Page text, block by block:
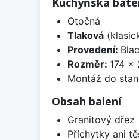
Otočná
Tlaková
Provedení:
Rozměr: 174 x
Montáž do
Obsah balení
Granitový dřez
Příchytky ani